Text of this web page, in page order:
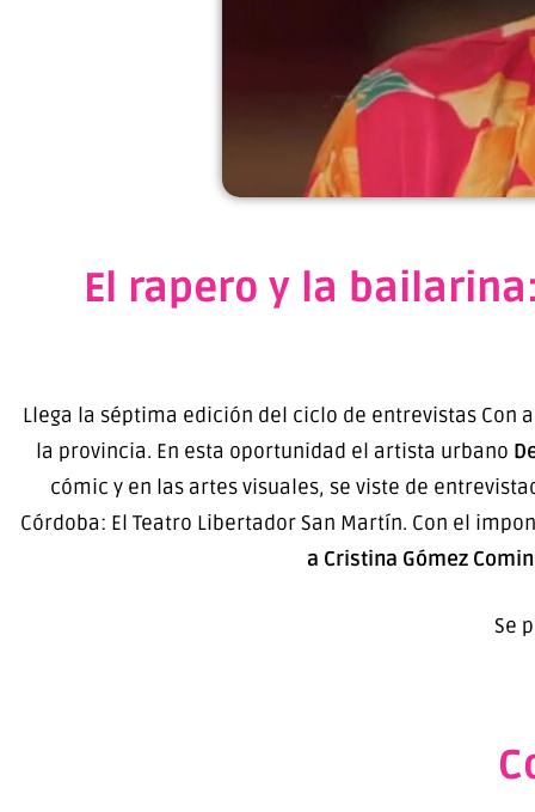
El rapero y la
Llega la séptima edición del ciclo de entrevistas
la provincia. En esta oportunidad el artista urbano
cómic y en las artes visuales, se viste de
Córdoba: El Teatro Libertador San Martín. Con el
a Cristina Gómez
Se